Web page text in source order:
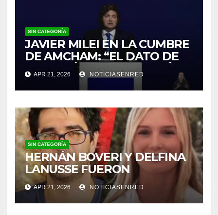
SIN CATEGORÍA
JAVIER MILEI EN LA CUMBRE
DE AMCHAM: “EL DATO DE
INFLACIÓN NO ME GUSTÓ”
APR 21, 2026 NOTICIASENRED
SIN CATEGORÍA
HERNÁN BOVERI Y DELFINA
LANUSSE FUERON
INHABILITADOS PARA
EJERCER COMO MÉDICOS
APR 21, 2026 NOTICIASENRED